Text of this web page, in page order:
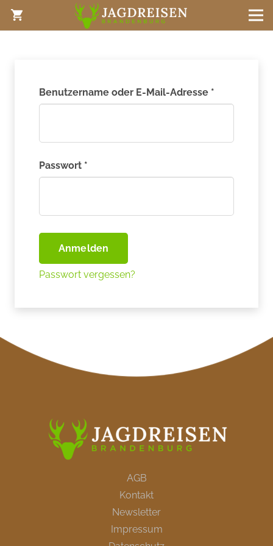
shopping_cart
Benutzername oder E-Mail-Adresse *
Passwort *
Anmelden
Passwort vergessen?
AGB
Kontakt
Newsletter
Impressum